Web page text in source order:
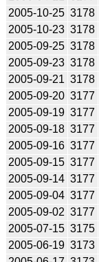
2005-10-25 3178
2005-10-23 3178
2005-09-25 3178
2005-09-23 3178
2005-09-21 3178
2005-09-20 3177
2005-09-19 3177
2005-09-18 3177
2005-09-16 3177
2005-09-15 3177
2005-09-14 3177
2005-09-04 3177
2005-09-02 3177
2005-07-15 3175
2005-06-19 3173